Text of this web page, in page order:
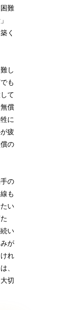
難
く
し
も
て
償
に
疲
の
の
も
い
い
が
れ
、
切